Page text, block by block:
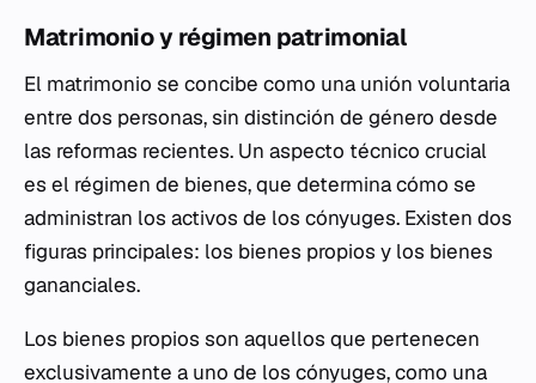
Matrimonio y régimen patrimonial
El matrimonio se concibe como una unión voluntaria
entre dos personas, sin distinción de género desde
las reformas recientes. Un aspecto técnico crucial
es el régimen de bienes, que determina cómo se
administran los activos de los cónyuges. Existen dos
figuras principales: los bienes propios y los bienes
gananciales.
Los bienes propios son aquellos que pertenecen
exclusivamente a uno de los cónyuges, como una